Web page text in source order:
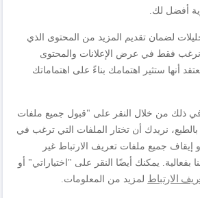
أفضل لك.
لضمان تقديم المزيد من المحتوى الذي
فقط في عرض الإعلانات والمحتوى
أنها ستثير اهتمامك بناءً على اهتماماتك
في ذلك من خلال النقر على "قبول جميع ملفات
نريدك أن تختار الملفات التي ترغب في
إيقاف جميع ملفات تعريف الارتباط غير
بفعالية. يمكنك أيضًا النقر على "اختياراتي" أو
الارتباط لمزيد من المعلومات.